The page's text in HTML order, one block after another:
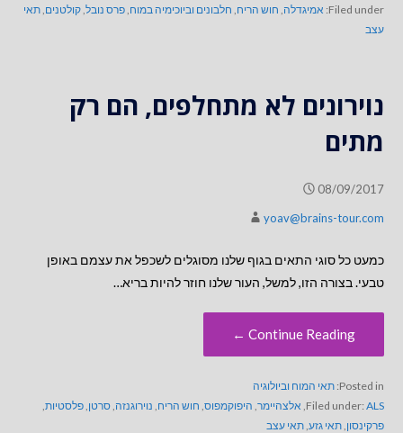
Filed under: אמיגדלה חוש הריח חלבונים וביוכימיה במוח פרס נובל, קולטנים תאי
עצב
נוירונים לא מתחלפים, הם רק
מתים
08/09/2017
yoav@brains-tour.com
כמעט כל סוגי התאים בגוף שלנו מסוגלים לשכפל את עצמם באופן
טבעי. בצורה הזו, למשל, העור שלנו חוזר להיות בריא…
Continue Reading ←
Posted in: תאי המוח וביולוגיה
Filed under:ALS אלצהיימר, היפוקמפוס, חוש הריח נוירוגנזה סרטן פלסטיות,
פרקינסון תאי גזע, תאי עצב